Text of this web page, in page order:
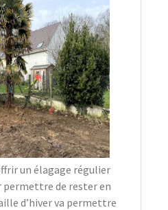
un élagage régulier
permettre de rester en
d’hiver va permettre